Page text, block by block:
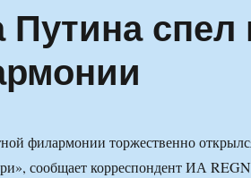
спел
филармонии торжественно
сообщает корреспондент ИА